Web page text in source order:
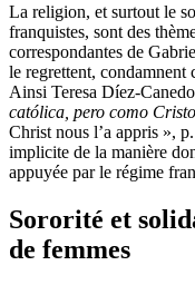
La religion, et surtout le
franquistes, sont des
correspondantes de
le regrettent, condamnent
Ainsi Teresa Díez-
católica, pero como
Christ nous l’a appris »,
implicite de la manière
appuyée par le régime
Sororité et
de femmes